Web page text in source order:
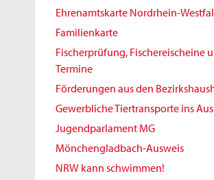
Ehrenamtskarte Nordrhein-
Familienkarte
Fischerprüfung, Fischereischeine
Termine
Förderungen aus den
Gewerbliche Tiertransporte ins
Jugendparlament MG
Mönchengladbach-Ausweis
NRW kann schwimmen!